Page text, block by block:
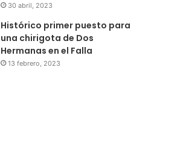
30 abril, 2023
Histórico primer puesto para
una chirigota de Dos
Hermanas en el Falla
13 febrero, 2023